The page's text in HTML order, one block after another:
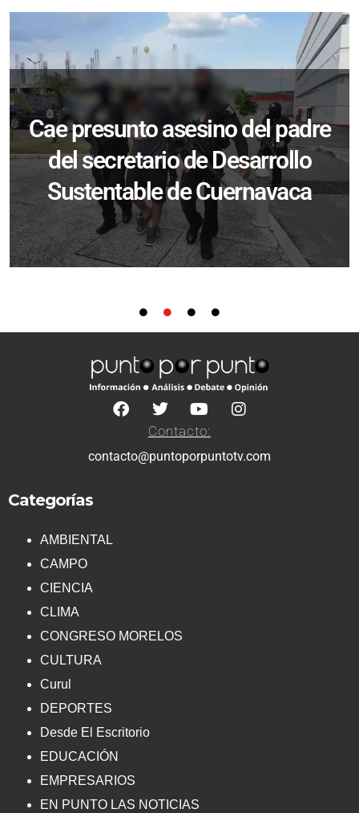
Cae presunto asesino del padre
del secretario de Desarrollo
Sustentable de Cuernavaca
Contacto:
contacto@puntoporpuntotv.com
Categorías
AMBIENTAL
CAMPO
CIENCIA
CLIMA
CONGRESO MORELOS
CULTURA
Curul
DEPORTES
Desde El Escritorio
EDUCACIÓN
EMPRESARIOS
EN PUNTO LAS NOTICIAS